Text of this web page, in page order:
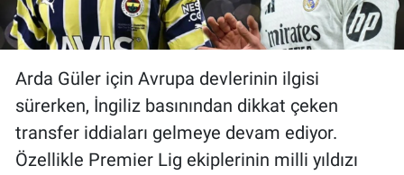
Arda Güler için Avrupa devlerinin ilgisi
sürerken, İngiliz basınından dikkat çeken
transfer iddiaları gelmeye devam ediyor.
Özellikle Premier Lig ekiplerinin milli yıldızı
İletişim/Künye
Gözden Kaçmasın
İletişim (Künye)